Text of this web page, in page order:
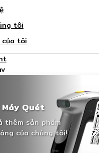
tôi
của tôi
Quét
thêm sản phẩm
của chúng tôi!
Quét Mã
thêm sản phẩm
của chúng tôi!